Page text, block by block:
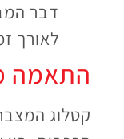
דבר
לאורך
התאמה
קטלוג